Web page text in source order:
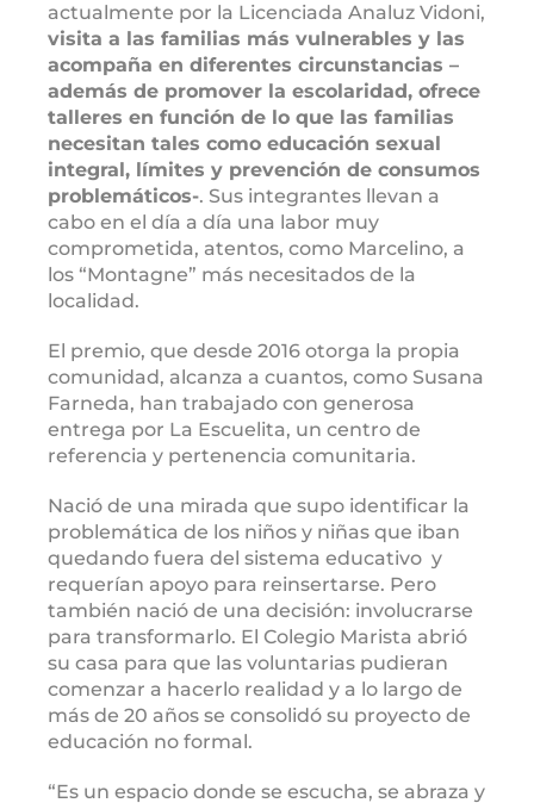
actualmente por la Licenciada Analuz Vidoni,
visita a las familias más vulnerables y las
acompaña en diferentes circunstancias –
además de promover la escolaridad, ofrece
talleres en función de lo que las familias
necesitan tales como educación sexual
integral, límites y prevención de consumos
problemáticos-. Sus integrantes llevan a
cabo en el día a día una labor muy
comprometida, atentos, como Marcelino, a
los “Montagne” más necesitados de la
localidad.
El premio, que desde 2016 otorga la propia
comunidad, alcanza a cuantos, como Susana
Farneda, han trabajado con generosa
entrega por La Escuelita, un centro de
referencia y pertenencia comunitaria.
Nació de una mirada que supo identificar la
problemática de los niños y niñas que iban
quedando fuera del sistema educativo y
requerían apoyo para reinsertarse. Pero
también nació de una decisión: involucrarse
para transformarlo. El Colegio Marista abrió
su casa para que las voluntarias pudieran
comenzar a hacerlo realidad y a lo largo de
más de 20 años se consolidó su proyecto de
educación no formal.
“Es un espacio donde se escucha, se abraza y